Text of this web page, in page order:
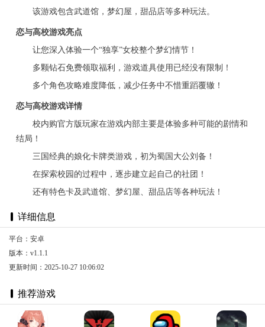
该游戏包含武道馆，梦幻屋，甜品店等多种玩法。
恋与高校游戏亮点
让您深入体验一个“独享”女校整个梦幻情节！
多颗钻石免费领取福利，游戏道具使用已经没有限制！
多个角色攻略难度降低，减少任务中不惜重蹈覆辙！
恋与高校游戏详情
校内购官方版玩家在游戏内部主要是体验多种可能的剧情和
结局！
三国经典的娘化卡牌类游戏，初为蜀国大公刘备！
在探索校园的过程中，逐步建立起自己的社团！
还有特色卡及武道馆、梦幻屋、甜品店等各种玩法！
详细信息
平台：安卓
版本：v1.1.1
更新时间：2025-10-27 10:06:02
推荐游戏